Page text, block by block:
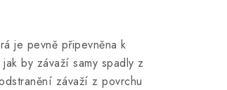
je pevně připevněna k
by závaží samy spadly z
závaží z povrchu